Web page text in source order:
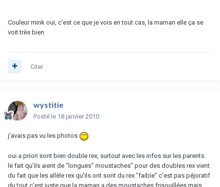
Couleur mink oui, c'est ce que je vois en tout cas, la maman elle ça se
voit très bien
Citer
wystitie
Posté le 18 janvier 2010
j'avais pas vu les photos
oui a priori sont bien double rex, surtout avec les infos sur les parents.
le fait qu'ils aient de "longues" moustaches" pour des doubles rex vient
du fait que les allèle rex qu'ils ont sont du rex "faible" c'est pas péjoratif
du tout c'est juste que la maman a des moustaches frisouillées mais